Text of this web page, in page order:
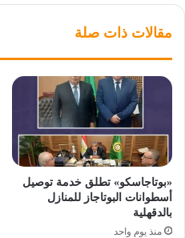
مقالات ذات صلة
«بوتاجاسكو» تطلق خدمة توصيل
أسطوانات البوتاجاز للمنازل
بالدقهلية
منذ يوم واحد